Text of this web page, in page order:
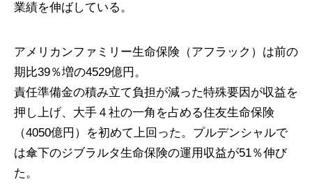
業績を伸ばしている。
アメリカンファミリー生命保険（アフラック）は前の
期比39％増の4529億円。
責任準備金の積み立て負担が減った特殊要因が収益を
押し上げ、大手４社の一角を占める住友生命保険
（4050億円）を初めて上回った。プルデンシャルで
は傘下のジブラルタ生命保険の運用収益が51％伸び
た。